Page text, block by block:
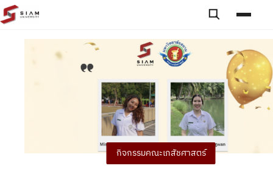
Skip to content
Toggle
กิจกรรมคณะเภสัชศาสตร์